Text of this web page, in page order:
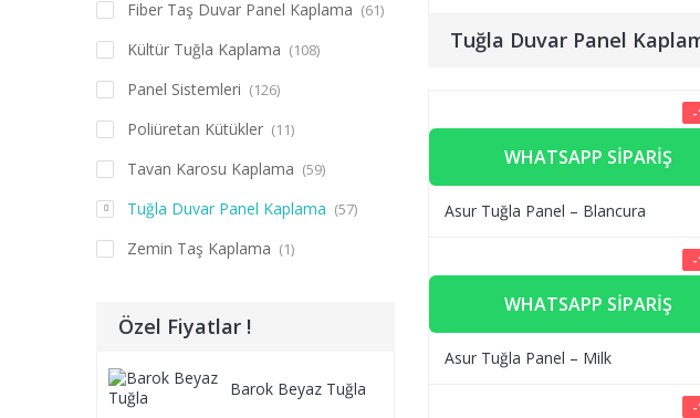
Tuğla Duvar Panel
-
WHATSAPP SIPARIŞ
Asur Tuğla Panel – Blancura
-
WHATSAPP SIPARIŞ
Asur Tuğla Panel – Milk
-
Fiber Taş Duvar Panel Kaplama (61)
Kültür Tuğla Kaplama (108)
Panel Sistemleri (126)
Poliüretan Kütükler (11)
Tavan Karosu Kaplama (59)
Tuğla Duvar Panel Kaplama (57)
Zemin Taş Kaplama (1)
Özel Fiyatlar !
Barok Beyaz Tuğla